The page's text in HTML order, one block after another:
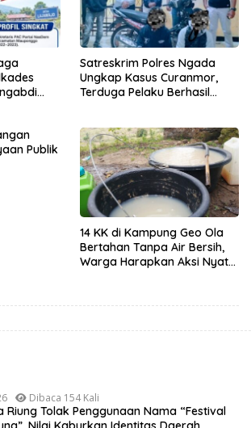
Satreskrim Polres Ngada
Ungkap Kasus Curanmor,
Terduga Pelaku Berhasil
Publik
14 KK di Kampung Geo Ola
Bertahan Tanpa Air Bersih,
Warga Harapkan Aksi Nyata
Dibaca 154 Kali
Riung Tolak Penggunaan Nama “Festival